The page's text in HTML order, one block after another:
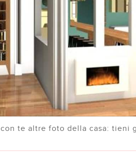
te altre foto della casa: tieni